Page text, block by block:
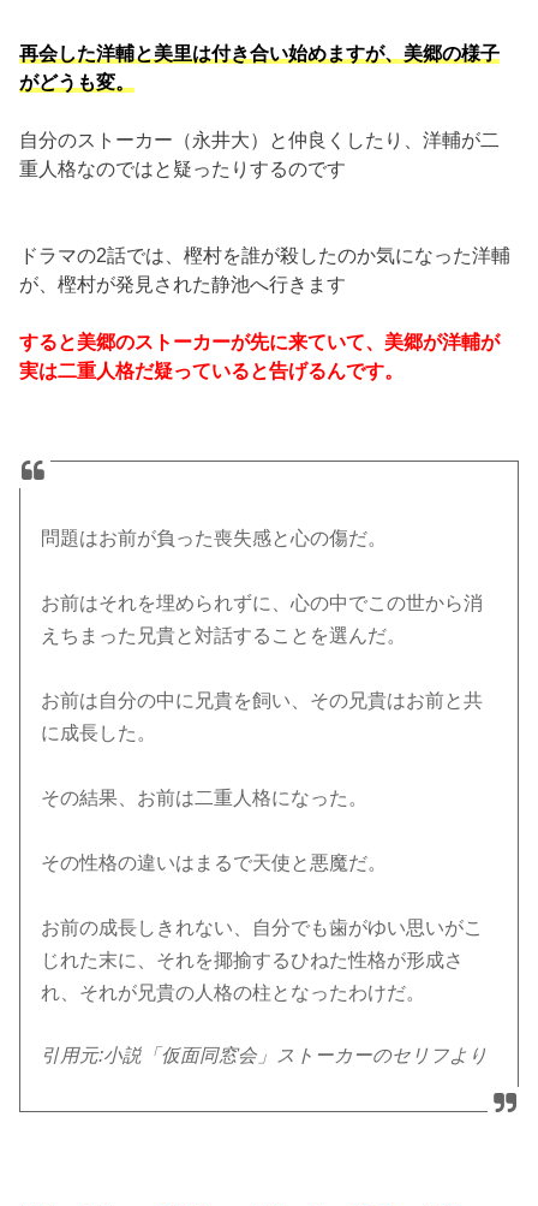
再会した洋輔と美里は付き合い始めますが、美郷の様子
がどうも変。
自分のストーカー（永井大）と仲良くしたり、洋輔が二
重人格なのではと疑ったりするのです
ドラマの2話では、樫村を誰が殺したのか気になった洋輔
が、樫村が発見された静池へ行きます
すると美郷のストーカーが先に来ていて、美郷が洋輔が
実は二重人格だ疑っていると告げるんです。
問題はお前が負った喪失感と心の傷だ。
お前はそれを埋められずに、心の中でこの世から消
えちまった兄貴と対話することを選んだ。
お前は自分の中に兄貴を飼い、その兄貴はお前と共
に成長した。
その結果、お前は二重人格になった。
その性格の違いはまるで天使と悪魔だ。
お前の成長しきれない、自分でも歯がゆい思いがこ
じれた末に、それを揶揄するひねた性格が形成さ
れ、それが兄貴の人格の柱となったわけだ。
引用元:小説「仮面同窓会」ストーカーのセリフより